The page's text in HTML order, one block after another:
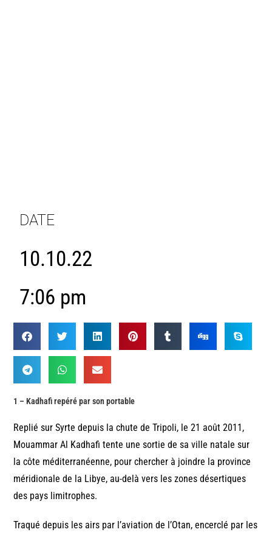
DATE
10.10.22
7:06 pm
1 – Kadhafi repéré par son portable
Replié sur Syrte depuis la chute de Tripoli, le 21 août 2011,
Mouammar Al Kadhafi tente une sortie de sa ville natale sur
la côte méditerranéenne, pour chercher à joindre la province
méridionale de la Libye, au-delà vers les zones désertiques
des pays limitrophes.
Traqué depuis les airs par l’aviation de l’Otan, encerclé par les